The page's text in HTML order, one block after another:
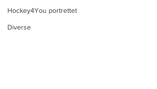
Hockey4You portrettet
Diverse